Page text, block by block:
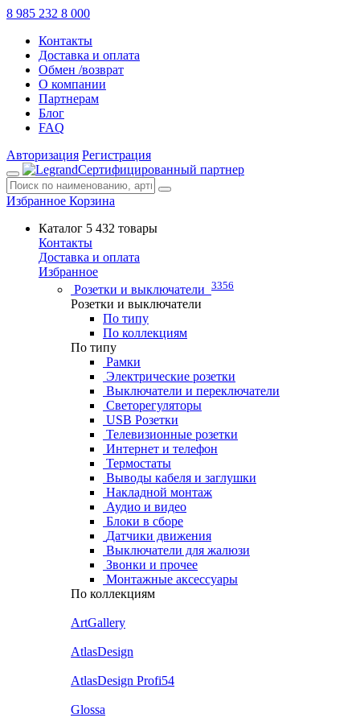
8 985 232 8 000
Контакты
Доставка и оплата
Обмен /возврат
О компании
Партнерам
Блог
FAQ
Авторизация Регистрация
Сертифицированный партнер
Избранное Корзина
Каталог 5 432 товары
Контакты
Доставка и оплата
Избранное
Розетки и выключатели 3356
Розетки и выключатели
По типу
По коллекциям
По типу
Рамки
Электрические розетки
Выключатели и переключатели
Светорегуляторы
USB Розетки
Телевизионные розетки
Интернет и телефон
Термостаты
Выводы кабеля и заглушки
Накладной монтаж
Аудио и видео
Блоки в сборе
Датчики движения
Выключатели для жалюзи
Звонки и прочее
Монтажные аксессуары
По коллекциям
ArtGallery
AtlasDesign
AtlasDesign Profi54
Glossa